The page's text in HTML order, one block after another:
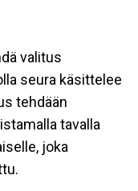
valitus
seura käsittelee
tehdään
tavalla
joka